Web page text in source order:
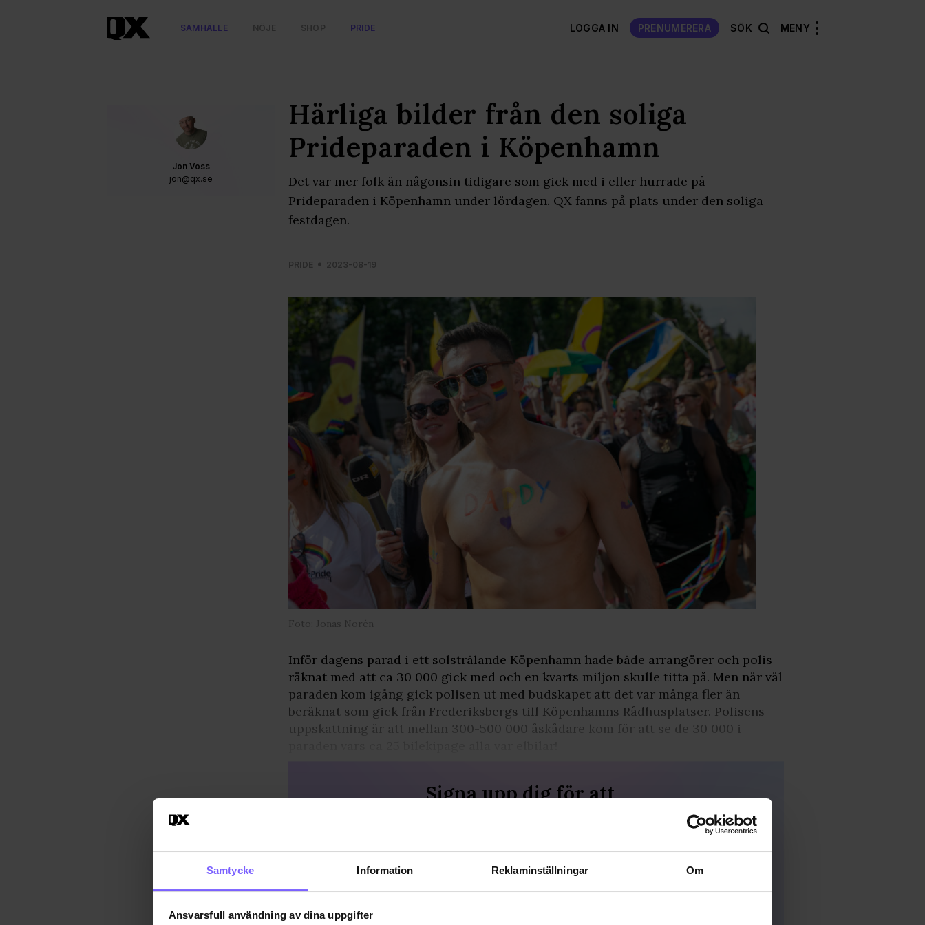
Samtycke Information Reklaminställningar Om
Ansvarsfull användning av dina uppgifter
SAMHÄLLE NÖJE SHOP PRIDE LOGGA IN PRENUMERERA SÖK MENY
Jon Voss
jon@qx.se
Härliga bilder från den soliga
Prideparaden i Köpenhamn
Det var mer folk än någonsin tidigare som gick med i eller hurrade på
Prideparaden i Köpenhamn under lördagen. QX fanns på plats under den soliga
festdagen.
PRIDE 2023-08-19
Foto: Jonas Norén
Inför dagens parad i ett solstrålande Köpenhamn hade både arrangörer och polis
räknat med att ca 30 000 gick med och en kvarts miljon skulle titta på. Men när väl
paraden kom igång gick polisen ut med budskapet att det var många fler än
beräknat som gick från Frederiksbergs till Köpenhamns Rådhusplatser. Polisens
uppskattning är att mellan 300-500 000 åskådare kom för att se de 30 000 i
Signa upp dig för att
du får dessutom våra nyhetsbrev.